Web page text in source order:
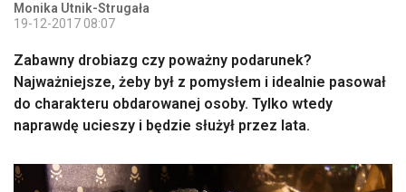
Monika Utnik-Strugała
19-12-2017 08:07
Zabawny drobiazg czy poważny podarunek?
Najważniejsze, żeby był z pomysłem i idealnie pasował
do charakteru obdarowanej osoby. Tylko wtedy
naprawdę ucieszy i będzie służył przez lata.